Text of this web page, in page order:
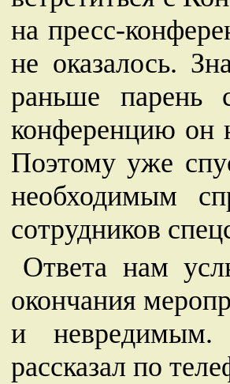
на пресс-
не оказалось.
раньше
конференцию он
Поэтому уже
необходимым
сотрудников
Ответа нам
окончания
и невредимым.
рассказал по